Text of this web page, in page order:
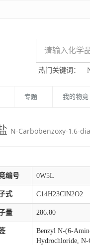
热门关键词：
专题 我的物竞
N-Carbobenzoxy-1,6-
编号 0W5L
式 C14H23ClN2O2
量 286.80
Benzyl N-(6-
Hydrochloride,